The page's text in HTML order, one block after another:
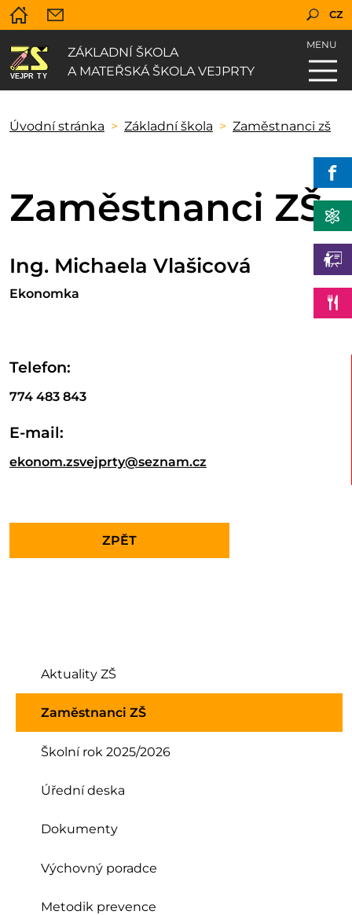
CZ
ZÁKLADNÍ ŠKOLA
A MATEŘSKÁ ŠKOLA VEJPRTY
MENU
Úvodní stránka Základní škola Zaměstnanci zš
Zaměstnanci ZŠ
Ing. Michaela Vlašicová
Telefon:
774 483 843
E-mail:
ekonom.zsvejprty@seznam.cz
Ekonomka
ZPĚT
Aktuality ZŠ
Zaměstnanci ZŠ
Školní rok 2025/2026
Úřední deska
Dokumenty
Výchovný poradce
Metodik prevence